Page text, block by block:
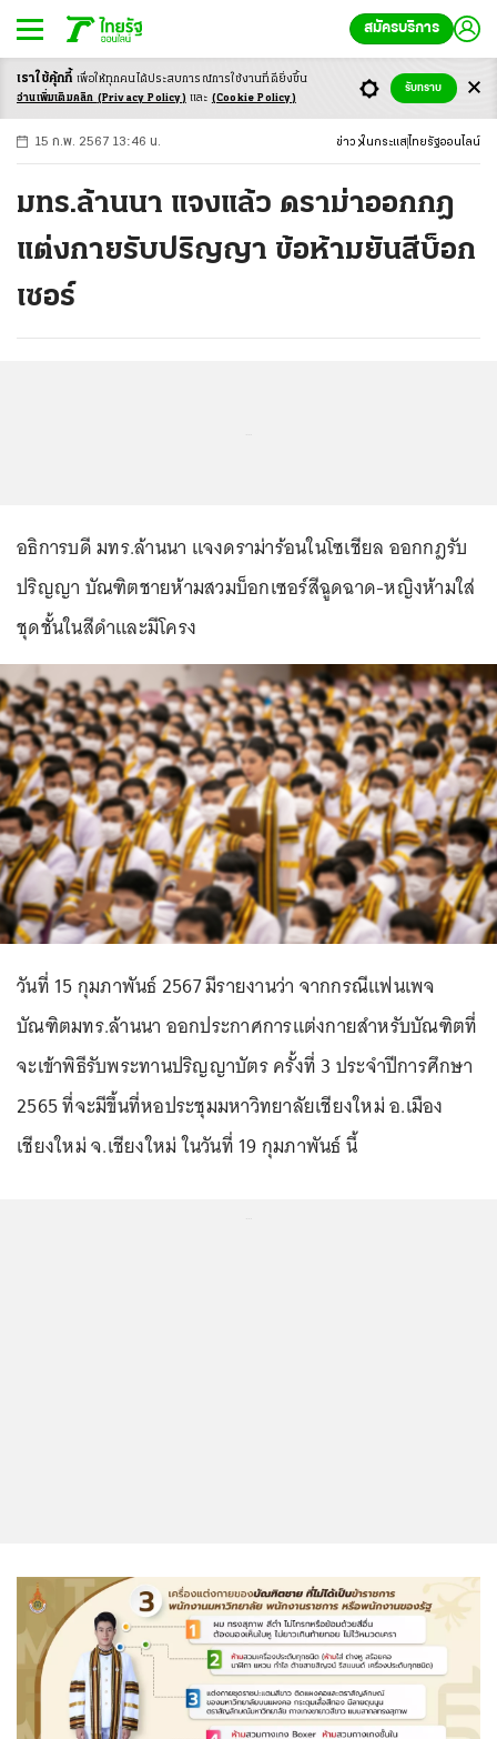
สมัครบริการ
-ก ก ก+
15 ก.พ. 2567 13:46 น. ข่าว ในกระแส ไทยรัฐออนไลน์
มทร.ล้านนา แจงแล้ว ดราม่าออกกฎ
แต่งกายรับปริญญา ข้อห้ามยันสีบ็อก
เซอร์
อธิการบดี มทร.ล้านนา แจงดราม่าร้อนในโซเชียล ออกกฎรับ
ปริญญา บัณฑิตชายห้ามสวมบ็อกเซอร์สีฉูดฉาด-หญิงห้ามใส่
ชุดชั้นในสีดำและมีโครง
วันที่ 15 กุมภาพันธ์ 2567 มีรายงานว่า จากกรณีแฟนเพจ
บัณฑิตมทร.ล้านนา ออกประกาศการแต่งกายสำหรับบัณฑิตที่
จะเข้าพิธีรับพระทานปริญญาบัตร ครั้งที่ 3 ประจำปีการศึกษา
2565 ที่จะมีขึ้นที่หอประชุมมหาวิทยาลัยเชียงใหม่ อ.เมือง
เชียงใหม่ จ.เชียงใหม่ ในวันที่ 19 กุมภาพันธ์ นี้
เราใช้คุ้กกี้ เพื่อให้ทุกคนได้ประสบการณ์การใช้งานที่ดียิ่งขึ้น
อ่านเพิ่มเติมคลิก (Privacy Policy) และ (Cookie Policy)
รับทราบ